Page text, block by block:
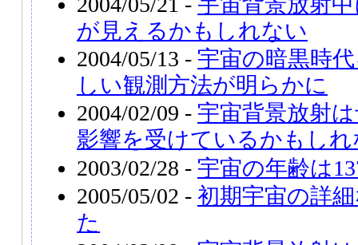
が見えるかもしれない
2004/05/13 - 宇宙の暗黒時
しい観測方法が明らかに
2004/02/09 - 宇宙背景放射
影響を受けているかもし
2003/02/28 - 宇宙の年齢は
2005/05/02 - 初期宇宙の詳
た